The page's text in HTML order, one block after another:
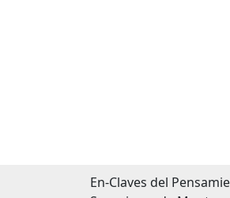
En-Claves del